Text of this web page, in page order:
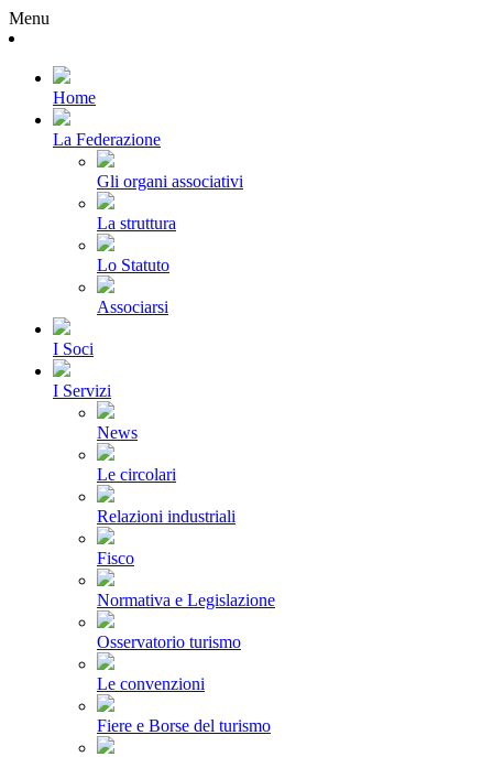
Menu
Home
La Federazione
Gli organi associativi
La struttura
Lo Statuto
Associarsi
I Soci
I Servizi
News
Le circolari
Relazioni industriali
Fisco
Normativa e Legislazione
Osservatorio turismo
Le convenzioni
Fiere e Borse del turismo